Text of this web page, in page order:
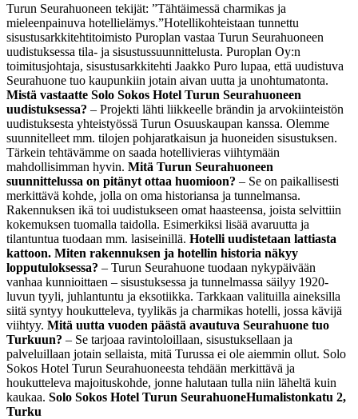
Turun Seurahuoneen tekijät: ”Tähtäimessä charmikas ja
mieleenpainuva hotellielämys.”Hotellikohteistaan tunnettu
sisustusarkkitehtitoimisto Puroplan vastaa Turun Seurahuoneen
uudistuksessa tila- ja sisustussuunnittelusta. Puroplan Oy:n
toimitusjohtaja, sisustusarkkitehti Jaakko Puro lupaa, että uudistuva
Seurahuone tuo kaupunkiin jotain aivan uutta ja unohtumatonta.
Mistä vastaatte Solo Sokos Hotel Turun Seurahuoneen
uudistuksessa? – Projekti lähti liikkeelle brändin ja arvokiinteistön
uudistuksesta yhteistyössä Turun Osuuskaupan kanssa. Olemme
suunnitelleet mm. tilojen pohjaratkaisun ja huoneiden sisustuksen.
Tärkein tehtävämme on saada hotellivieras viihtymään
mahdollisimman hyvin. Mitä Turun Seurahuoneen
suunnittelussa on pitänyt ottaa huomioon? – Se on paikallisesti
merkittävä kohde, jolla on oma historiansa ja tunnelmansa.
Rakennuksen ikä toi uudistukseen omat haasteensa, joista selvittiin
kokemuksen tuomalla taidolla. Esimerkiksi lisää avaruutta ja
tilantuntua tuodaan mm. lasiseinillä. Hotelli uudistetaan lattiasta
kattoon. Miten rakennuksen ja hotellin historia näkyy
lopputuloksessa? – Turun Seurahuone tuodaan nykypäivään
vanhaa kunnioittaen – sisustuksessa ja tunnelmassa säilyy 1920-
luvun tyyli, juhlantuntu ja eksotiikka. Tarkkaan valituilla aineksilla
siitä syntyy houkutteleva, tyylikäs ja charmikas hotelli, jossa kävijä
viihtyy. Mitä uutta vuoden päästä avautuva Seurahuone tuo
Turkuun? – Se tarjoaa ravintoloillaan, sisustuksellaan ja
palveluillaan jotain sellaista, mitä Turussa ei ole aiemmin ollut. Solo
Sokos Hotel Turun Seurahuoneesta tehdään merkittävä ja
houkutteleva majoituskohde, jonne halutaan tulla niin läheltä kuin
kaukaa. Solo Sokos Hotel Turun SeurahuoneHumalistonkatu 2,
Turku